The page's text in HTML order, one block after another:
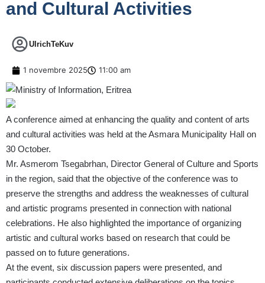
and Cultural Activities
UlrichTeKuv
1 novembre 2025 11:00 am
A conference aimed at enhancing the quality and content of arts
and cultural activities was held at the Asmara Municipality Hall on
30 October.
Mr. Asmerom Tsegabrhan, Director General of Culture and Sports
in the region, said that the objective of the conference was to
preserve the strengths and address the weaknesses of cultural
and artistic programs presented in connection with national
celebrations. He also highlighted the importance of organizing
artistic and cultural works based on research that could be
passed on to future generations.
At the event, six discussion papers were presented, and